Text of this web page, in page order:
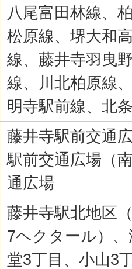
八尾富田林線、
松原線、堺大和
線、藤井寺羽曳
線、川北柏原線
明寺駅前線、北
藤井寺駅前交通
駅前交通広場（
通広場
藤井寺駅北地区
7ヘクタール）
堂3丁目、小山3